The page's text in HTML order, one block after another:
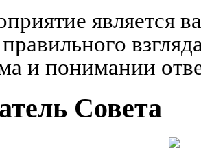
и понимании
Совета